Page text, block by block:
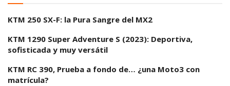
KTM 250 SX-F: la Pura Sangre del MX2
KTM 1290 Super Adventure S (2023): Deportiva,
sofisticada y muy versátil
KTM RC 390, Prueba a fondo de… ¿una Moto3 con
matrícula?